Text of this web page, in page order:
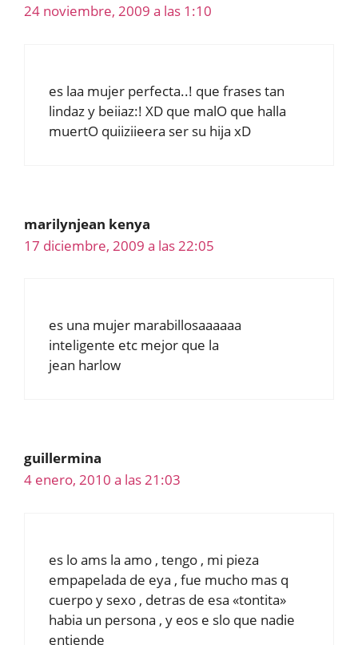
24 noviembre, 2009 a las 1:10
es laa mujer perfecta..! que frases tan
lindaz y beiiaz:! XD que malO que halla
muertO quiiziieera ser su hija xD
marilynjean kenya
17 diciembre, 2009 a las 22:05
es una mujer marabillosaaaaaa
inteligente etc mejor que la
jean harlow
guillermina
4 enero, 2010 a las 21:03
es lo ams la amo , tengo , mi pieza
empapelada de eya , fue mucho mas q
cuerpo y sexo , detras de esa «tontita»
habia un persona , y eos e slo que nadie
entiende